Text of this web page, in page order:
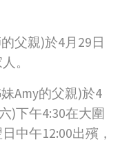
父親)於4月29日
。
Amy的父親)於4
)下午4:30在大圍
中午12:00出殯，